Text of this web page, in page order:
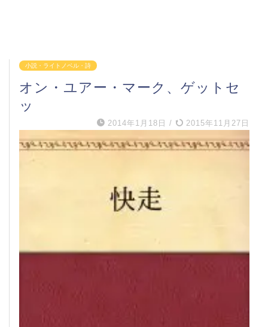
小説・ライトノベル・詩
オン・ユアー・マーク、ゲットセ
ッ
2014年1月18日 / 2015年11月27日